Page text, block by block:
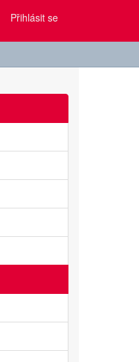
Přihlásit se